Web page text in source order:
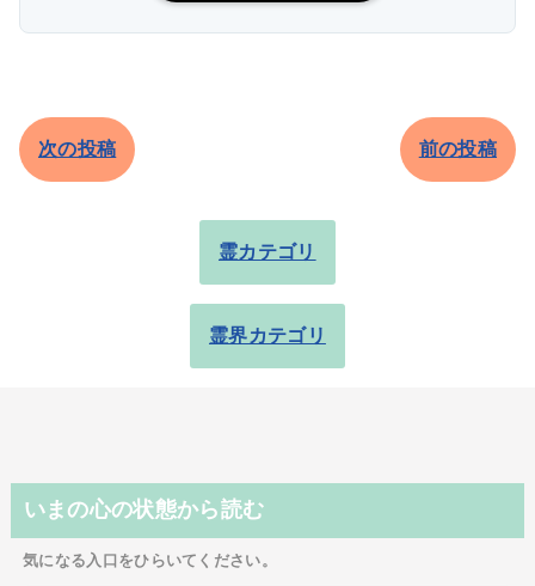
次の投稿 前の投稿
霊カテゴリ
霊界カテゴリ
いまの心の状態から読む
気になる入口をひらいてください。